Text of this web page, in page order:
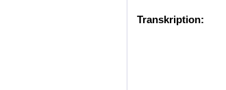
Transkription: